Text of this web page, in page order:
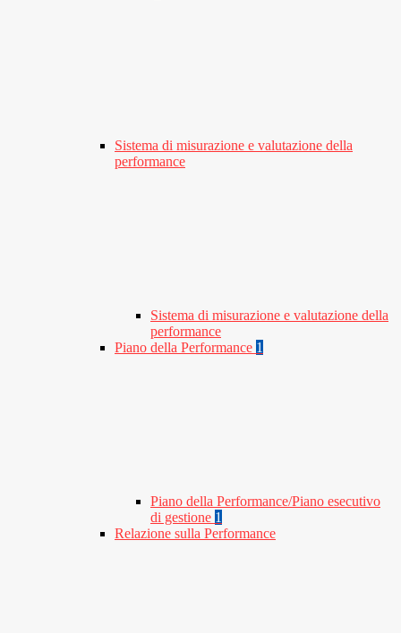
Sistema di misurazione e valutazione della
performance
Sistema di misurazione e valutazione della
performance
Piano della Performance 1
Piano della Performance/Piano esecutivo
di gestione 1
Relazione sulla Performance